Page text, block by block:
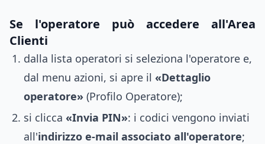
Se l'operatore può accedere all'Area
Clienti
dalla lista operatori si seleziona l'operatore e,
dal menu azioni, si apre il «Dettaglio
operatore» (Profilo Operatore);
si clicca «Invia PIN»: i codici vengono inviati
all'indirizzo e-mail associato all'operatore;